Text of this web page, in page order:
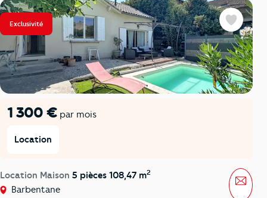
Exclusivité
1 300 € par mois
Location
Location Maison 5 pièces 108,47 m2
Barbentane
Favoris